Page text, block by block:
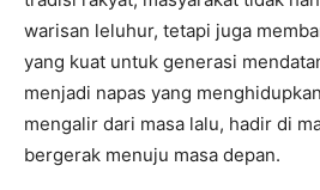
warisan leluhur, tetapi juga
yang kuat untuk generasi
menjadi napas yang
mengalir dari masa lalu, hadir di
bergerak menuju masa depan.